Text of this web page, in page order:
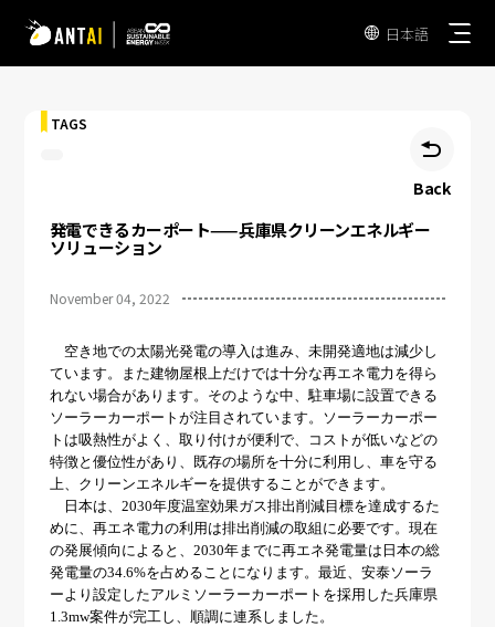
 日本語
AT 3.0
折板屋根
瓦屋根
陸屋根
野立て太陽光発電用架台
ソーラーカーポート
垂直型太陽光発電架台
ソーラーシェアリング
EPC
発電事業者
会社概要
導入事例
ニュース
TAGS

Back
発電できるカーポート——兵庫県クリーンエネルギー
ソリューション
November 04, 2022
空き地での太陽光発電の導入は進み、未開発適地は減少し
ています。また建物屋根上だけでは十分な再エネ電力を得ら
れない場合があります。そのような中、駐車場に設置できる
ソーラーカーポートが注目されています。ソーラーカーポー
トは吸熱性がよく、取り付けが便利で、コストが低いなどの
特徴と優位性があり、既存の場所を十分に利用し、車を守る
上、クリーンエネルギーを提供することができます。
日本は、 2030年度温室効果ガス排出削減目標を達成するた
めに、再エネ電力の利用は排出削減の取組に必要です。現在
の発展傾向によると、2030年までに再エネ発電量は日本の総
発電量の34.6%を占めることになります。最近、安泰ソーラ
ーより設定したアルミソーラーカーポートを採用した兵庫県
1.3mw案件が完工し、順調に連系しました。